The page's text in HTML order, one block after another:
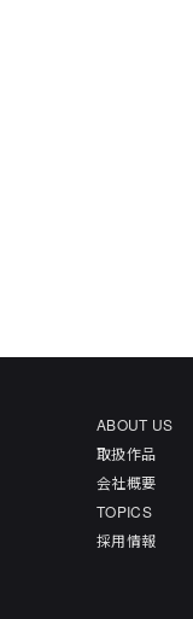
ABOUT US
取扱作品
会社概要
TOPICS
採用情報